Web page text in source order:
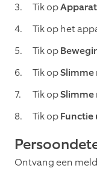
Tik op
Tik op het
Tik op
Tik opSlimme
Tik opSlimme
Tik opFunctie
Ontvang een